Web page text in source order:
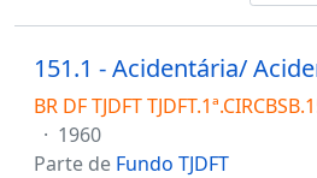
151.1 - Acidentária/
BR DF TJDFT
· 1960
Parte de Fundo TJDFT